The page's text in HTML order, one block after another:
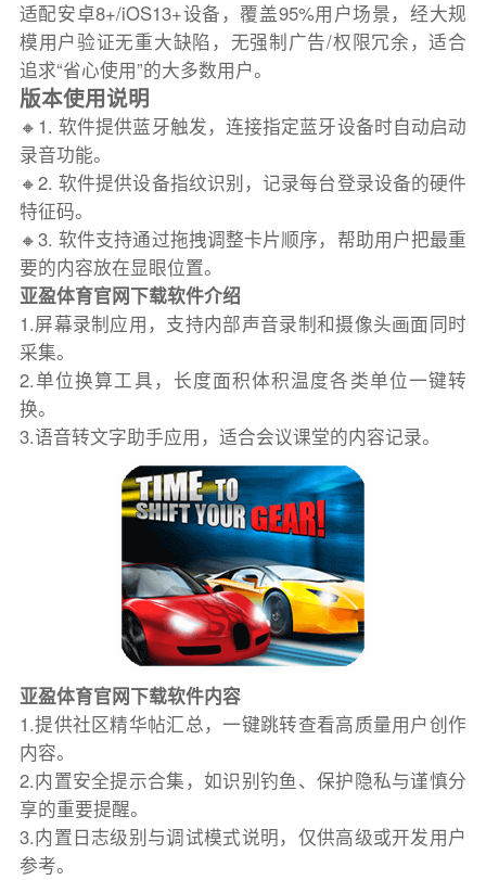
适配安卓8+/iOS13+设备，覆盖95%用户场景，经大规
模用户验证无重大缺陷，无强制广告/权限冗余，适合
追求“省心使用”的大多数用户。
版本使用说明
🔸1. 软件提供蓝牙触发，连接指定蓝牙设备时自动启动
录音功能。
🔸2. 软件提供设备指纹识别，记录每台登录设备的硬件
特征码。
🔸3. 软件支持通过拖拽调整卡片顺序，帮助用户把最重
要的内容放在显眼位置。
亚盈体育官网下载软件介绍
1.屏幕录制应用，支持内部声音录制和摄像头画面同时
采集。
2.单位换算工具，长度面积体积温度各类单位一键转
换。
3.语音转文字助手应用，适合会议课堂的内容记录。
亚盈体育官网下载软件内容
1.提供社区精华帖汇总，一键跳转查看高质量用户创作
内容。
2.内置安全提示合集，如识别钓鱼、保护隐私与谨慎分
享的重要提醒。
3.内置日志级别与调试模式说明，仅供高级或开发用户
参考。